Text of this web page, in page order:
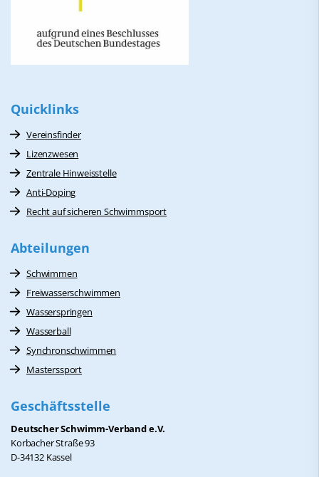
Quicklinks
Vereinsfinder
Lizenzwesen
Zentrale Hinweisstelle
Anti-Doping
Recht auf sicheren Schwimmsport
Abteilungen
Schwimmen
Freiwasserschwimmen
Wasserspringen
Wasserball
Synchronschwimmen
Masterssport
Geschäftsstelle
Deutscher Schwimm-Verband e.V.
Korbacher Straße 93
D-34132 Kassel